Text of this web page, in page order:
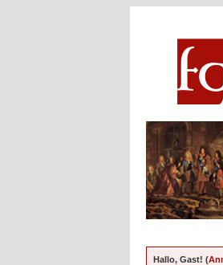
Hallo, Gast! (